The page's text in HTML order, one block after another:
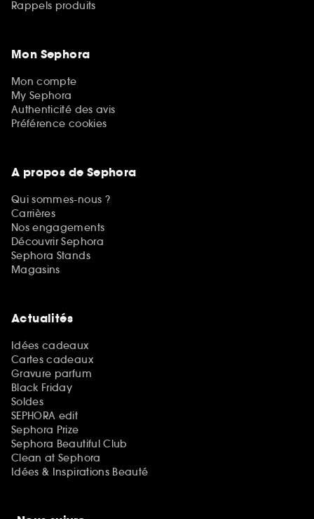
Rappels produits
Mon Sephora
Mon compte
My Sephora
Authenticité des avis
Préférence cookies
A propos de Sephora
Qui sommes-nous ?
Carrières
Nos engagements
Découvrir Sephora
Sephora Stands
Magasins
Actualités
Idées cadeaux
Cartes cadeaux
Gravure parfum
Black Friday
Soldes
SEPHORA edit
Sephora Prize
Sephora Beautiful Club
Clean at Sephora
Idées & Inspirations Beauté